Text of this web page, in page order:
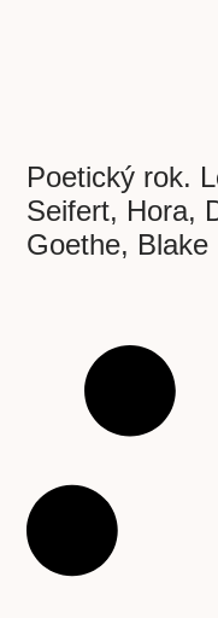
Poetický rok.
Seifert, Hora,
Goethe, Blake